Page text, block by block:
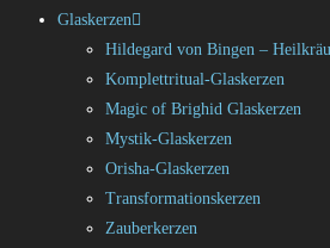
Glaskerzen
Hildegard von Bingen –
Komplettritual-Glaskerzen
Magic of Brighid Glaskerzen
Mystik-Glaskerzen
Orisha-Glaskerzen
Transformationskerzen
Zauberkerzen